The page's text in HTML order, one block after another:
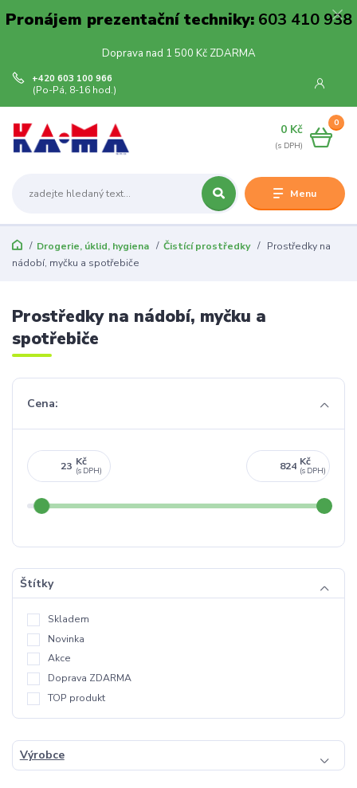
Pronájem prezentační techniky:603 410 938
Doprava nad 1 500 Kč ZDARMA
Menu
+420 603 100 966
(Po-Pá, 8-16 hod.)
0
0 Kč
Drogerie, úklid, hygiena Čistící prostředky
Prostředky na
nádobí, myčku a spotřebiče
Prostředky na nádobí, myčku a
spotřebiče
Cena:
Kč Kč
Štítky
Skladem
Novinka
Akce
Doprava ZDARMA
TOP produkt
Výrobce